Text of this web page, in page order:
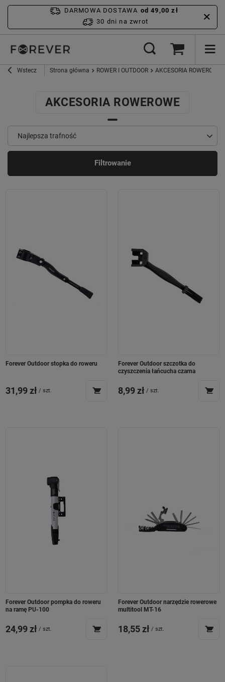
DARMOWA DOSTAWA od 49,00 zł
30 dni na zwrot
Wstecz Strona główna ROWER I OUTDOOR AKCESORIA ROWEROWE
AKCESORIA ROWEROWE
Najlepsza trafność
Filtrowanie
Forever Outdoor stopka do roweru
31,99 zł / szt.
Forever Outdoor szczotka do
czyszczenia łańcucha czarna
8,99 zł / szt.
Forever Outdoor pompka do roweru
na ramę PU-100
24,99 zł / szt.
Forever Outdoor narzędzie rowerowe
multitool MT-16
18,55 zł / szt.